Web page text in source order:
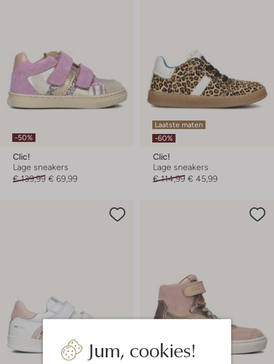
Jum, cookies!
-50%
Clic!
Lage sneakers
€ 139,99 € 69,99
Laatste maten
-60%
Clic!
Lage sneakers
€ 114,99 € 45,99